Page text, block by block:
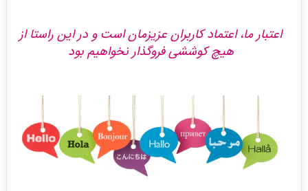
اعتبار ما، اعتماد کاربران عزیزمان است و در این راستا از
هیچ کوششی فروگذار نخواهیم بود